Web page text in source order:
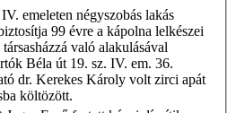
emeleten négyszobás lakás
99 évre a kápolna lelkészei
való alakulásával
Béla út 19. sz. IV. em. 36.
dr. Kerekes Károly volt zirci apát
költözött.